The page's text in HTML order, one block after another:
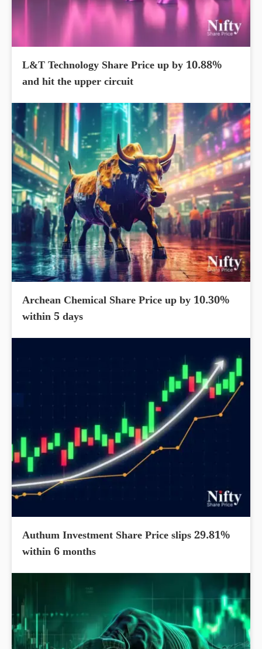
L&T Technology Share Price up by 10.88%
and hit the upper circuit
Archean Chemical Share Price up by 10.30%
within 5 days
Authum Investment Share Price slips 29.81%
within 6 months